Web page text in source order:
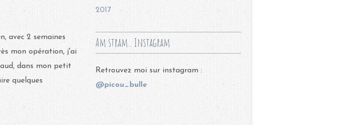
avec 2 semaines
mon opération, j'ai
dans mon petit
quelques
2017
Am stram.. Instagram
Retrouvez moi sur instagram :
@picou_bulle